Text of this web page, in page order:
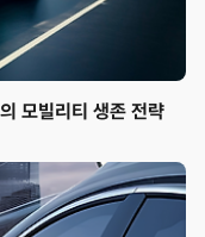
모빌리티 생존 전략